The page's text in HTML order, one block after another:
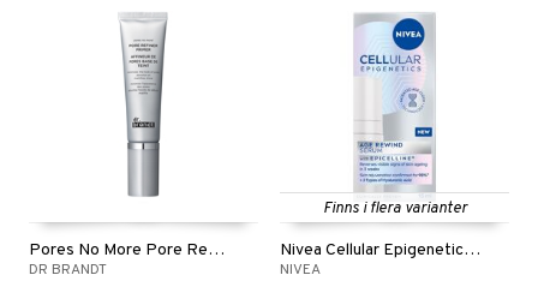
Pores No More Pore Refiner Primer
DR BRANDT
Finns i flera varianter
Nivea Cellular Epigenetics Age Rewind Serum
NIVEA